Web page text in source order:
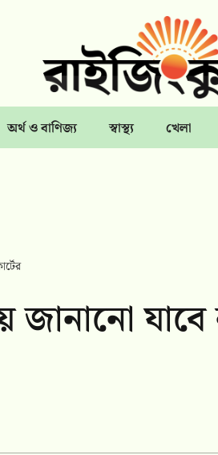
অর্থ ও বাণিজ্য স্বাস্থ্য খেলা
জানানো যাবে